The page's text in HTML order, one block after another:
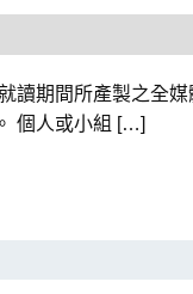
期間所產製之全
個人或小組 […]